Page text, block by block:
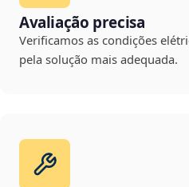
Avaliação precisa
Verificamos as condições
pela solução mais adequada.